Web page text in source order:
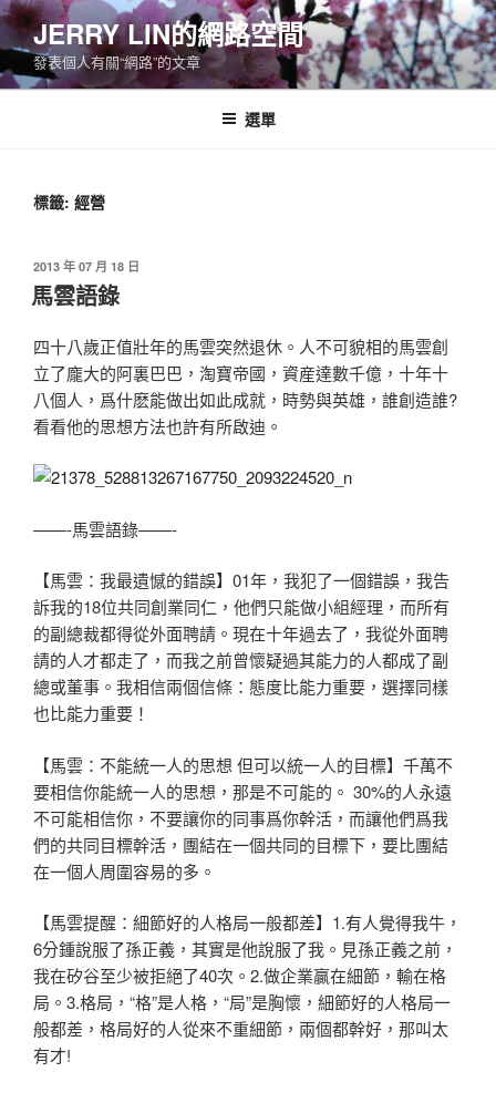
跳
至
主
要
JERRY LIN的網路空間
發表個人有關“網路”的文章
選單
標籤: 經營
發
佈
於
2013 年 07 月 18 日
馬雲語錄
四十八歲正值壯年的馬雲突然退休。人不可貌相的馬雲創
立了龐大的阿裏巴巴，淘寶帝國，資産達數千億，十年十
八個人，爲什麽能做出如此成就，時勢與英雄，誰創造誰?
看看他的思想方法也許有所啟迪。
——-馬雲語錄——-
【馬雲：我最遺憾的錯誤】01年，我犯了一個錯誤，我告
訴我的18位共同創業同仁，他們只能做小組經理，而所有
的副總裁都得從外面聘請。現在十年過去了，我從外面聘
請的人才都走了，而我之前曾懷疑過其能力的人都成了副
總或董事 。我相信兩個信條：態度比能力重要，選擇同樣
也比能力重要！
【馬雲：不能統一人的思想 但可以統一人的目標】千萬不
要相信你能統一人的思想，那是不可能的。 30%的人永遠
不可能相信你，不要讓你的同事爲你幹活，而讓他們爲我
們的共同目標幹活，團結在一個共同的目標下，要比團結
在一個人周圍容易的多。
【馬雲提醒：細節好的人格局一般都差】1.有人覺得我牛，
6分鍾說服了孫正義，其實是他說服了我。見孫正義之前，
我在矽谷至少被拒絕了40次。2.做企業贏在細節，輸在格
局。3.格局，“格”是人格，“局”是胸懷，細節好的人格局一
般都差，格局好的人從來不重細節，兩個都幹好，那叫太
有才!